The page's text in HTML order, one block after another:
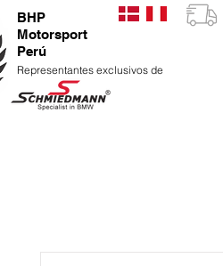
BHP
Motorsport
Perú
Representantes exclusivos de